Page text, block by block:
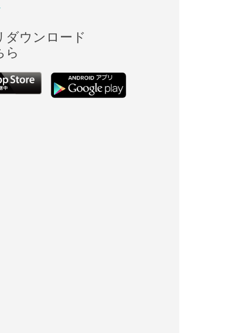
ダウンロード
ら